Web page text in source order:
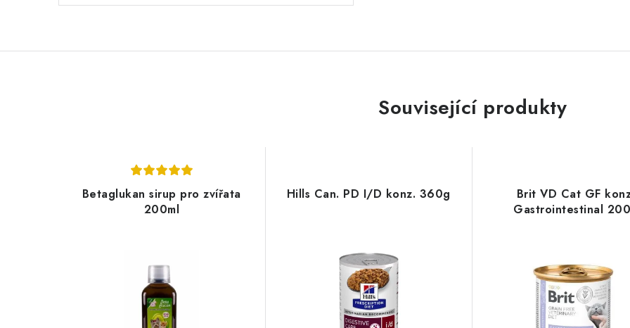
Související produkty
Betaglukan sirup pro zvířata
200ml
Hills Can. PD I/D konz. 360g
Brit VD Cat GF
Gastrointestinal